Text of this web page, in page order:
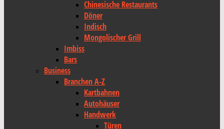
Chinesische Restaurants
Döner
Indisch
Mongolischer Grill
Imbiss
Bars
Business
Branchen A-Z
Kartbahnen
Autohäuser
Handwerk
Türen